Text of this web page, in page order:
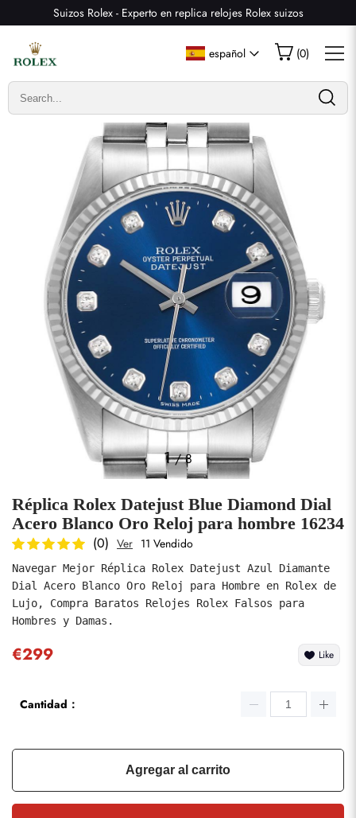
Suizos Rolex - Experto en replica relojes Rolex suizos
español (0)
1/8
Réplica Rolex Datejust Blue Diamond Dial
Acero Blanco Oro Reloj para hombre 16234
(0) Ver 11 Vendido
Navegar Mejor Réplica Rolex Datejust Azul Diamante
Dial Acero Blanco Oro Reloj para Hombre en Rolex de
Lujo, Compra Baratos Relojes Rolex Falsos para
Hombres y Damas.
€299 Like
Cantidad：
Agregar al carrito
Escribir una reseña
Solo los clientes que hayan comprado este artículo pueden
dejar una reseña.
comentarios
enviar